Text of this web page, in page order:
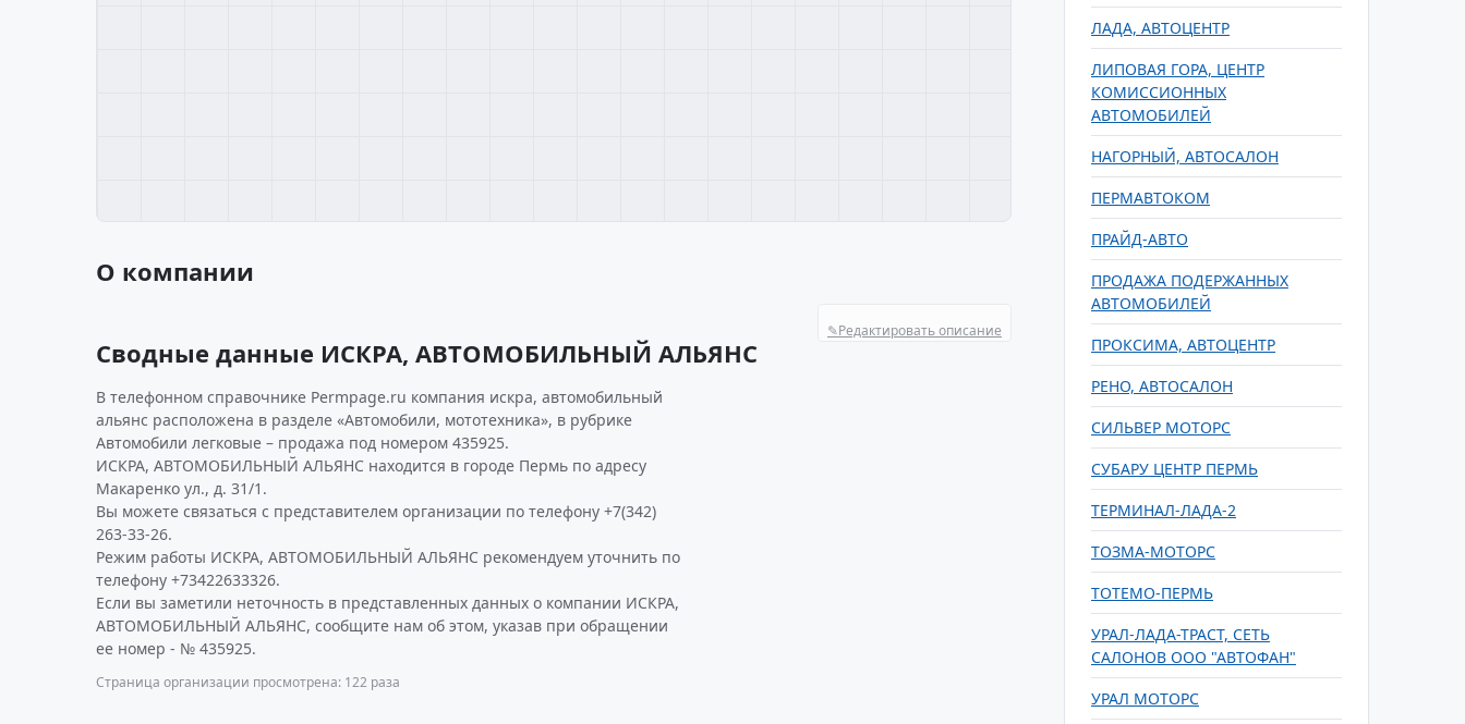
О компании
✎Редактировать описание
Сводные данные ИСКРА, АВТОМОБИЛЬНЫЙ АЛЬЯНС
В телефонном справочнике Permpage.ru компания искра, автомобильный
альянс расположена в разделе «Автомобили, мототехника», в рубрике
Автомобили легковые – продажа под номером 435925.
ИСКРА, АВТОМОБИЛЬНЫЙ АЛЬЯНС находится в городе Пермь по адресу
Макаренко ул., д. 31/1.
Вы можете связаться с представителем организации по телефону +7(342)
263-33-26.
Режим работы ИСКРА, АВТОМОБИЛЬНЫЙ АЛЬЯНС рекомендуем уточнить по
телефону +73422633326.
Если вы заметили неточность в представленных данных о компании ИСКРА,
АВТОМОБИЛЬНЫЙ АЛЬЯНС, сообщите нам об этом, указав при обращении
ее номер - № 435925.
Страница организации просмотрена: 122 раза
ЛАДА, АВТОЦЕНТР
ЛИПОВАЯ ГОРА, ЦЕНТР
КОМИССИОННЫХ
АВТОМОБИЛЕЙ
НАГОРНЫЙ, АВТОСАЛОН
ПЕРМАВТОКОМ
ПРАЙД-АВТО
ПРОДАЖА ПОДЕРЖАННЫХ
АВТОМОБИЛЕЙ
ПРОКСИМА, АВТОЦЕНТР
РЕНО, АВТОСАЛОН
СИЛЬВЕР МОТОРС
СУБАРУ ЦЕНТР ПЕРМЬ
ТЕРМИНАЛ-ЛАДА-2
ТОЗМА-МОТОРС
ТОТЕМО-ПЕРМЬ
УРАЛ-ЛАДА-ТРАСТ, СЕТЬ
САЛОНОВ ООО "АВТОФАН"
УРАЛ МОТОРС